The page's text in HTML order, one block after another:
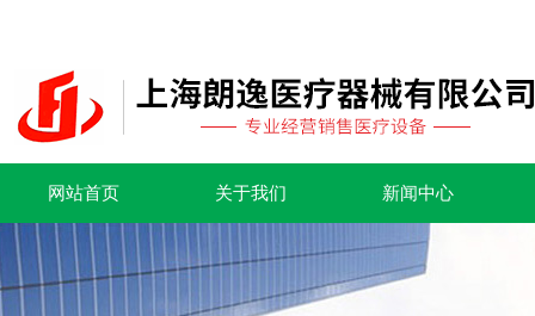
网站首页 关于我们 新闻中心